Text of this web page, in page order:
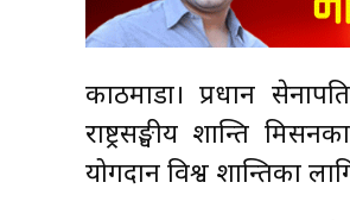
काठमाडौँ। प्रधान
राष्ट्रसङ्घीय शान्ति
योगदान विश्व शान्तिका